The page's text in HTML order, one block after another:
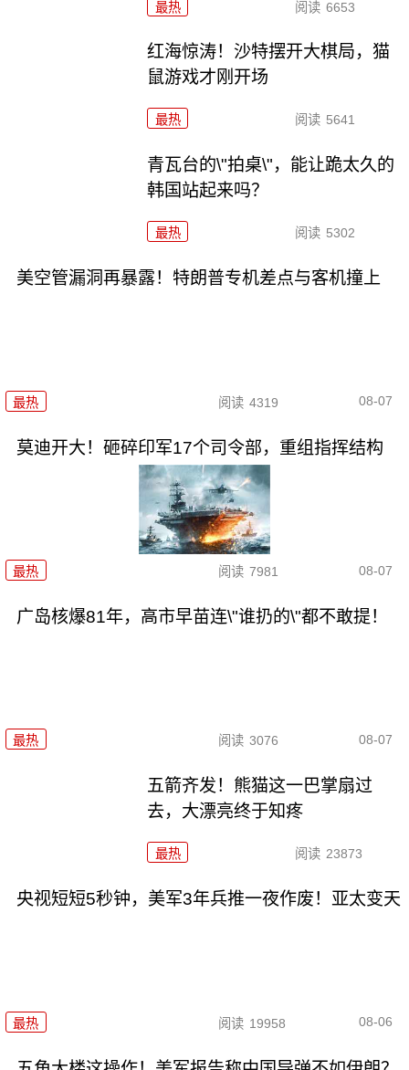
最热 阅读 6653
红海惊涛！沙特摆开大棋局，猫
鼠游戏才刚开场
最热 阅读 5641
青瓦台的\"拍桌\"，能让跪太久的
韩国站起来吗？
最热 阅读 5302
美空管漏洞再暴露！特朗普专机差点与客机撞上
最热 阅读 4319 08-07
莫迪开大！砸碎印军17个司令部，重组指挥结构
最热 阅读 7981 08-07
广岛核爆81年，高市早苗连\"谁扔的\"都不敢提！
最热 阅读 3076 08-07
五箭齐发！熊猫这一巴掌扇过
去，大漂亮终于知疼
最热 阅读 23873
央视短短5秒钟，美军3年兵推一夜作废！亚太变天
最热 阅读 19958 08-06